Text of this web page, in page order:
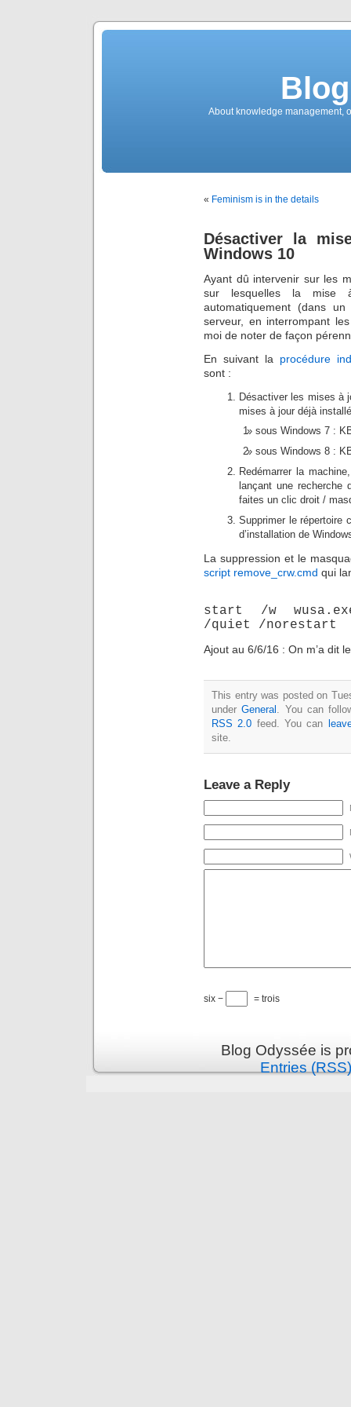
About knowledge management,
« Feminism is in the details
Désactiver la
Windows 10
Ayant dû intervenir sur les
sur lesquelles la mise
automatiquement (dans
serveur, en interrompant
moi de noter de façon
En suivant la procédure
sont :
Désactiver les mises à
mises à jour déjà
sous Windows 7 :
sous Windows 8 :
Redémarrer la
lançant une
faites un clic droit /
Supprimer le répertoire
d’installation de
La suppression et le
script remove_crw.cmd qui
start /w
/quiet /norestart
Ajout au 6/6/16 : On m’a dit
This entry was posted on
underGeneral . You can
RSS 2.0 feed. You can
site.
Leave a Reply
six − = trois
Blog Odyssée is
Entries (RSS)